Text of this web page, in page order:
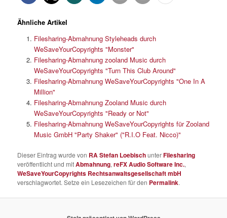
Ähnliche Artikel
Filesharing-Abmahnung Styleheads durch
WeSaveYourCopyrights "Monster"
Filesharing-Abmahnung zooland Music durch
WeSaveYourCopyrights "Turn This Club Around"
Filesharing-Abmahnung WeSaveYourCopyrights "One In A
Million"
Filesharing-Abmahnung Zooland Music durch
WeSaveYourCopyrights "Ready or Not"
Filesharing-Abmahnung WeSaveYourCopyrights für Zooland
Music GmbH "Party Shaker" ("R.I.O Feat. Nicco)"
Dieser Eintrag wurde von RA Stefan LoebischunterFilesharing
veröffentlicht und mitAbmahnung,reFX Audio Software Inc.,
WeSaveYourCopyrights Rechtsanwaltsgesellschaft mbH
verschlagwortet. Setze ein Lesezeichen für den Permalink.